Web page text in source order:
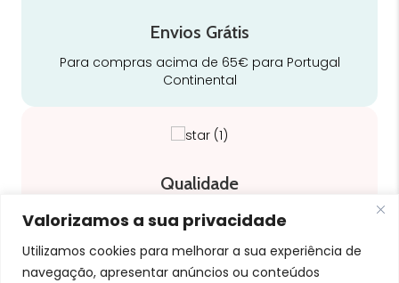
Valorizamos a sua privacidade
Utilizamos cookies para melhorar a sua experiência de
navegação, apresentar anúncios ou conteúdos
Envios Grátis
Para compras acima de 65€ para Portugal
Continental
Qualidade
Somos especialistas e justos no nosso trabalho